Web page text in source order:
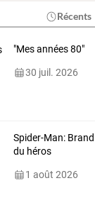
Récents
"Mes années 80"
30 juil. 2026
Spider-Man:
du héros
1 août 2026